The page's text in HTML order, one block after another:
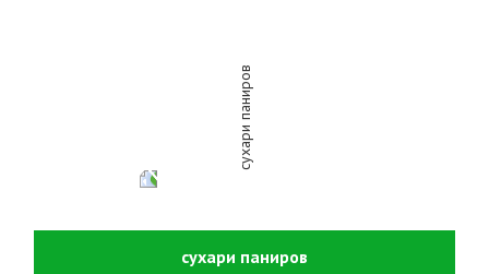
сухари паниров